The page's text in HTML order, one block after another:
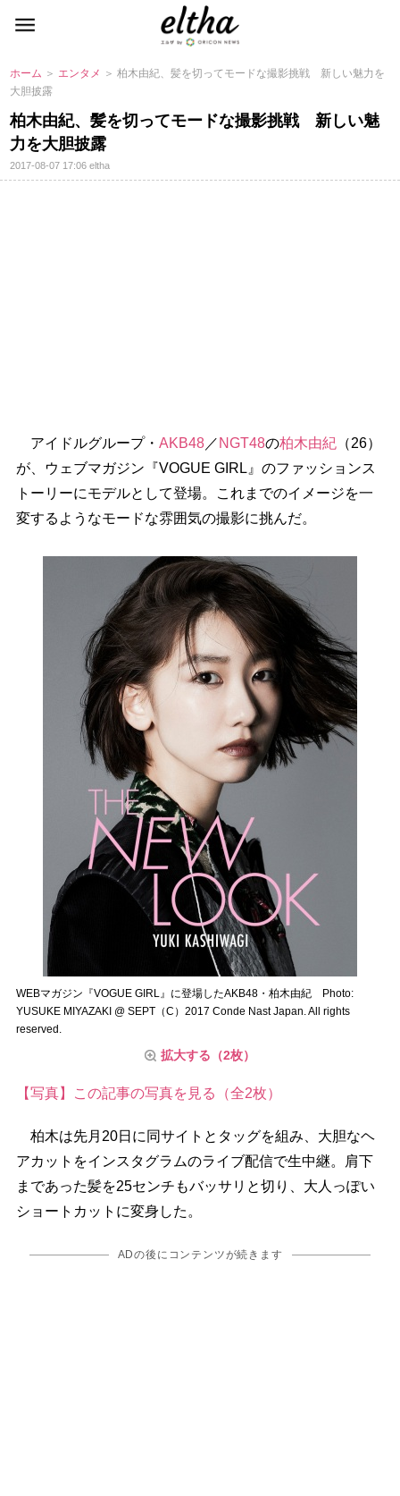
ホーム ＞ エンタメ ＞ 柏木由紀、髪を切ってモードな撮影挑戦 新しい魅力を
大胆披露
柏木由紀、髪を切ってモードな撮影挑戦 新しい魅
力を大胆披露
2017-08-07 17:06eltha
アイドルグループ・ AKB48／ NGT48の柏木由紀（26）
が、ウェブマガジン『VOGUE GIRL』のファッションス
トーリーにモデルとして登場。これまでのイメージを一
変するようなモードな雰囲気の撮影に挑んだ。
WEBマガジン『VOGUE GIRL』に登場したAKB48・柏木由紀 Photo:
YUSUKE MIYAZAKI @ SEPT（C）2017 Conde Nast Japan. All rights
reserved.
拡大する（2枚）
【写真】この記事の写真を見る（全2枚）
柏木は先月20日に同サイトとタッグを組み、大胆なヘ
アカットをインスタグラムのライブ配信で生中継。肩下
まであった髪を25センチもバッサリと切り、大人っぽい
ショートカットに変身した。
ADの後にコンテンツが続きます